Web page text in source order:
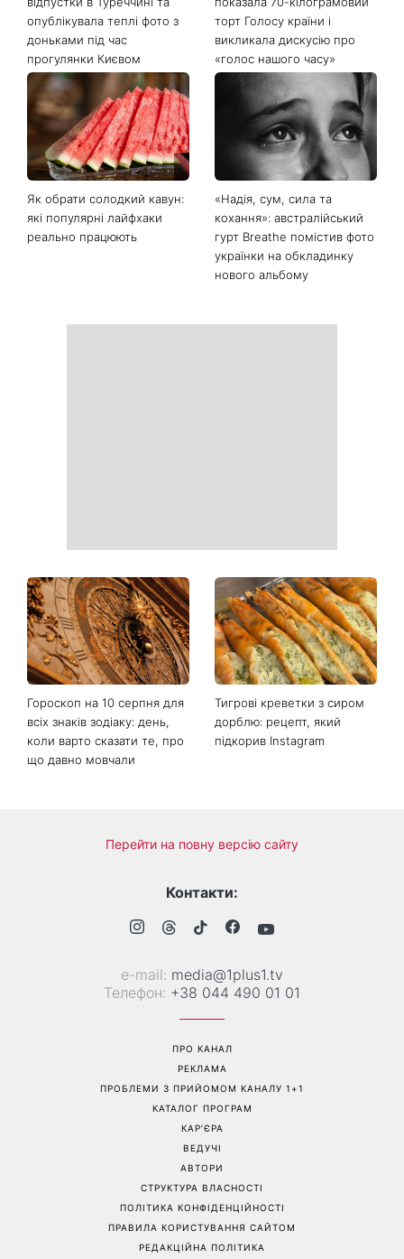
опублікувала теплі фото з
доньками під час
прогулянки Києвом
торт Голосу країни і
викликала дискусію про
«голос нашого часу»
Як обрати солодкий кавун:
які популярні лайфхаки
реально працюють
«Надія, сум, сила та
кохання»: австралійський
гурт Breathe помістив фото
українки на обкладинку
нового альбому
Гороскоп на 10 серпня для
всіх знаків зодіаку: день,
коли варто сказати те, про
що давно мовчали
Тигрові креветки з сиром
дорблю: рецепт, який
підкорив Instagram
Перейти на повну версію сайту
Контакти:
е-mail: media@1plus1.tv
Телефон: +38 044 490 01 01
ПРО КАНАЛ
РЕКЛАМА
ПРОБЛЕМИ З ПРИЙОМОМ КАНАЛУ 1+1
КАТАЛОГ ПРОГРАМ
КАР’ЄРА
ВЕДУЧІ
АВТОРИ
СТРУКТУРА ВЛАСНОСТІ
ПОЛІТИКА КОНФІДЕНЦІЙНОСТІ
ПРАВИЛА КОРИСТУВАННЯ САЙТОМ
РЕДАКЦІЙНА ПОЛІТИКА